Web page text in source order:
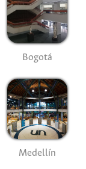
Bogotá
Medellín